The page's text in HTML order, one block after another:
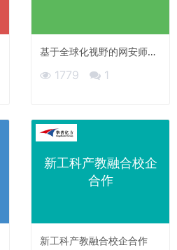
基于全球化视野的网安师资
赋能培养
1779 1
新工科产教融合校企
合作
新工科产教融合校企合作